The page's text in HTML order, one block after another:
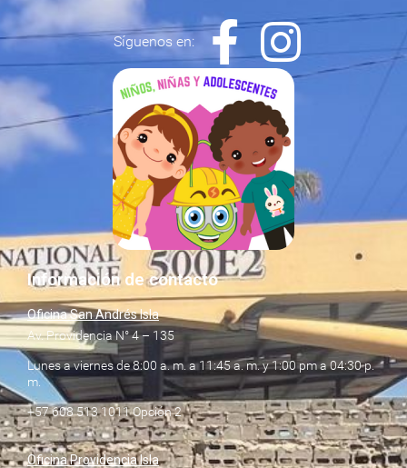
Síguenos en:
Información de contacto
Oficina San Andrés Isla
Av. Providencia N° 4 – 135
Lunes a viernes de 8:00 a. m. a 11:45 a. m. y 1:00 pm a 04:30 p.
m.
+57 608 513 1011 Opción 2
Oficina Providencia Isla